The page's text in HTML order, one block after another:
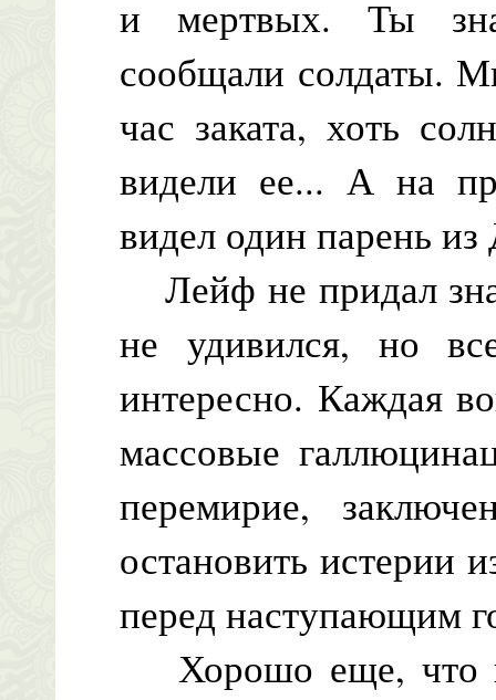
и мертвых. Ты
сообщали солдаты.
час заката, хоть
видели ее... А на
видел один парень
Лейф не придал
не удивился, но
интересно. Каждая
массовые
перемирие,
остановить истерии
перед наступающим
Хорошо еще, что